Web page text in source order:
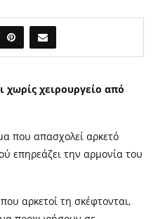
χωρίς χειρουργείο από
που απασχολεί αρκετό
επηρεάζει την αρμονία του
αρκετοί τη σκέφτονται,